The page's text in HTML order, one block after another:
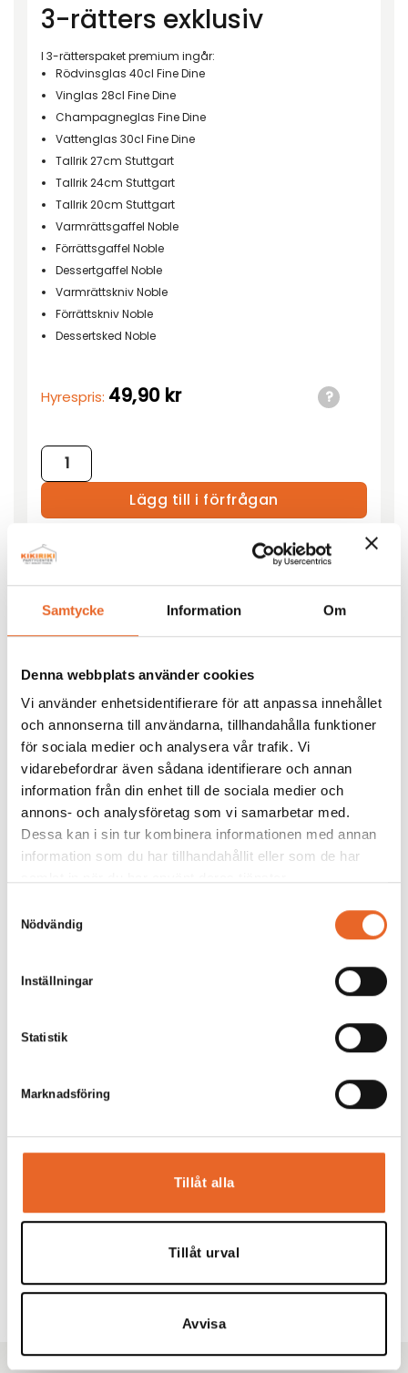
Samtycke Information Om
Denna webbplats använder cookies
Vi använder enhetsidentifierare för att anpassa innehållet
och annonserna till användarna, tillhandahålla funktioner
för sociala medier och analysera vår trafik. Vi
vidarebefordrar även sådana identifierare och annan
information från din enhet till de sociala medier och
annons- och analysföretag som vi samarbetar med.
Dessa kan i sin tur kombinera informationen med annan
information som du har tillhandahållit eller som de har
Nödvändig
Inställningar
Statistik
Marknadsföring
Tillåt alla
Tillåt urval
Avvisa
3-rätters exklusiv
I 3-rätterspaket premium ingår:
Rödvinsglas 40cl Fine Dine
Vinglas 28cl Fine Dine
Champagneglas Fine Dine
Vattenglas 30cl Fine Dine
Tallrik 27cm Stuttgart
Tallrik 24cm Stuttgart
Tallrik 20cm Stuttgart
Varmrättsgaffel Noble
Förrättsgaffel Noble
Dessertgaffel Noble
Varmrättskniv Noble
Förrättskniv Noble
Dessertsked Noble
Hyrespris: 49,90 kr
3-rätters exklusiv mängd
Lägg till i förfrågan
Bildgalleri för denna produkt